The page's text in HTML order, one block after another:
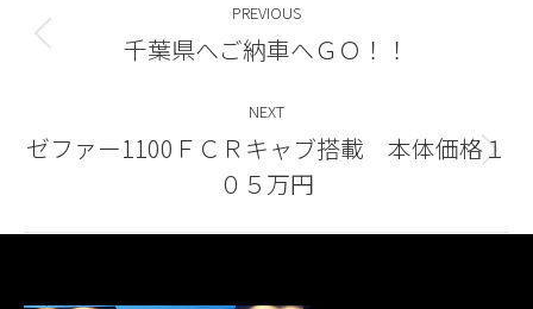
navigation
PREVIOUS
Previous
千葉県へご納車へＧＯ！！
NEXT
Next
post:
ゼファー1100ＦＣＲキャブ搭載 本体価格１
０５万円